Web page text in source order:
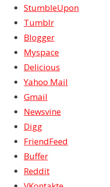
StumbleUpon
Tumblr
Blogger
Myspace
Delicious
Yahoo Mail
Gmail
Newsvine
Digg
FriendFeed
Buffer
Reddit